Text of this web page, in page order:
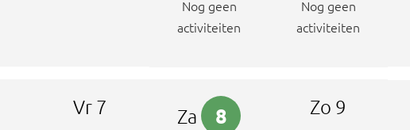
Nog geen
activiteiten
Nog geen
activiteiten
Vr 7 Za 8 Zo 9